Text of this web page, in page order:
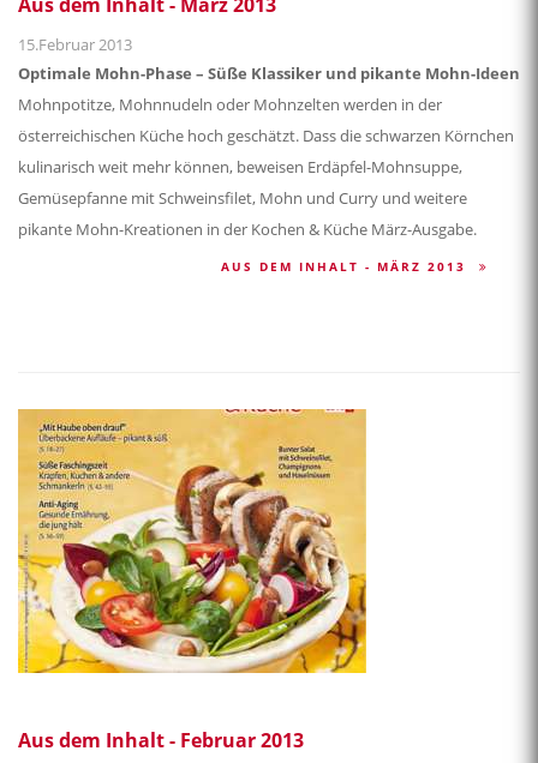
15.Februar 2013
Optimale Mohn-Phase – Süße Klassiker und pikante Mohn-Ideen
Mohnpotitze, Mohnnudeln oder Mohnzelten werden in der
österreichischen Küche hoch geschätzt. Dass die schwarzen Körnchen
kulinarisch weit mehr können, beweisen Erdäpfel-Mohnsuppe,
Gemüsepfanne mit Schweinsfilet, Mohn und Curry und weitere
pikante Mohn-Kreationen in der Kochen & Küche März-Ausgabe.
AUS DEM INHALT - MÄRZ 2013
Aus dem Inhalt - Februar 2013